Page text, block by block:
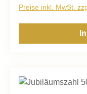
Preise inkl. MwSt.